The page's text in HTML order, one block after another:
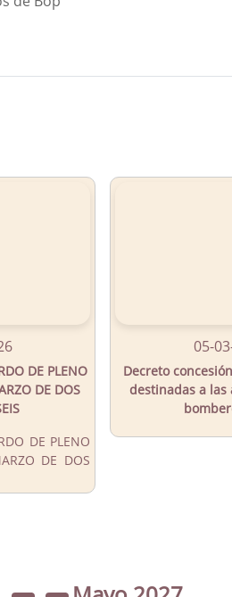
DE PLENO
DE DOS
DE PLENO
DE DOS
05-
Decreto
destinadas a las